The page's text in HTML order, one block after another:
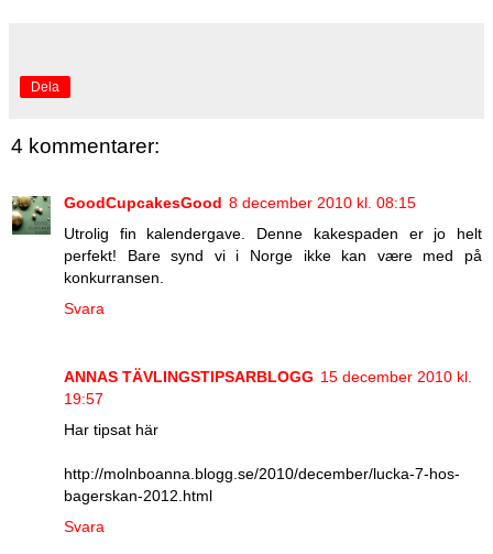
Dela
4 kommentarer:
GoodCupcakesGood 8 december 2010 kl. 08:15
Utrolig fin kalendergave. Denne kakespaden er jo helt
perfekt! Bare synd vi i Norge ikke kan være med på
konkurransen.
Svara
ANNAS TÄVLINGSTIPSARBLOGG 15 december 2010 kl.
19:57
Har tipsat här
http://molnboanna.blogg.se/2010/december/lucka-7-hos-
bagerskan-2012.html
Svara